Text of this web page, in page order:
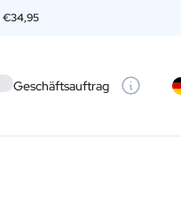
€34,95
setting
Geschäftsauftrag